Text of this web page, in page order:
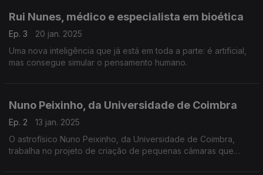
Rui Nunes, médico e especialista em bioética
Ep. 3
20 jan. 2025
Uma nova inteligência que já está em toda a parte: é artificial,
mas consegue simular o pensamento humano.
Nuno Peixinho, da Universidade de Coimbra
Ep. 2
13 jan. 2025
O astrofísico Nuno Peixinho, da Universidade de Coimbra,
trabalha no projeto de criação de pequenas câmaras que